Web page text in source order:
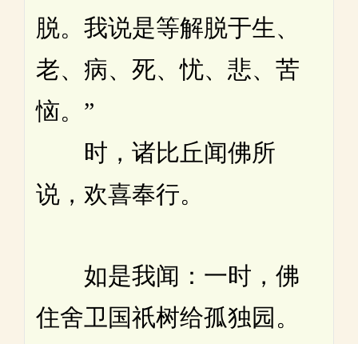
脱。我说是等解脱于生、
老、病、死、忧、悲、苦
恼。”
时，诸比丘闻佛所
说，欢喜奉行。
如是我闻：一时，佛
住舍卫国祇树给孤独园。